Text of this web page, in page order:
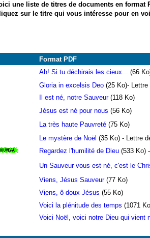
une liste de titres de documents en format
sur le titre qui vous intéresse pour en
Format PDF
Ah! Si tu déchirais les cieux... (66
Gloria in excelsis Deo (25 Ko)- Lettre
Il est né, notre Sauveur(118 Ko)
Jésus est né pour nous (56 Ko)
La très haute Pauvreté (75 Ko)
Le mystère de Noël (35 Ko) - Lettre
Regardez l'humilité de Dieu (533 Ko)
Un Sauveur vous est né, c'est le
Viens, Jésus Sauveur(77 Ko)
Viens, ô doux Jésus (55 Ko)
Voici la plénitude des temps (1071
Voici Noël, voici notre Dieu qui vient